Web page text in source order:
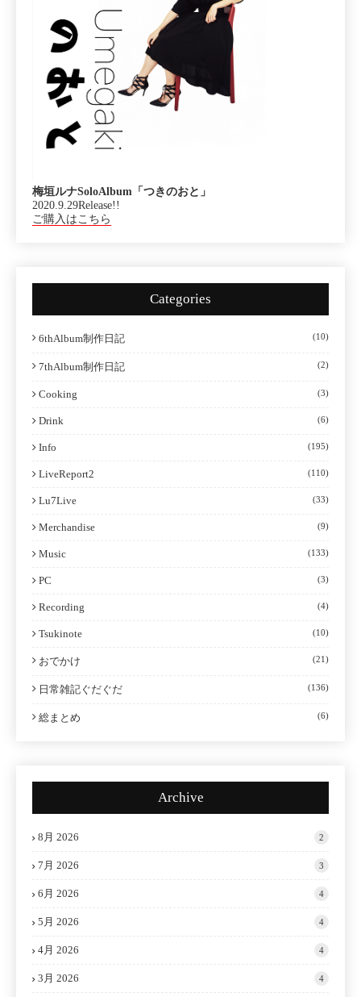
梅垣ルナSoloAlbum「つきのおと」
2020.9.29Release!!
ご購入はこちら
Categories
6thAlbum制作日記 (10)
7thAlbum制作日記 (2)
Cooking (3)
Drink (6)
Info (195)
LiveReport2 (110)
Lu7Live (33)
Merchandise (9)
Music (133)
PC (3)
Recording (4)
Tsukinote (10)
おでかけ (21)
日常雑記ぐだぐだ (136)
総まとめ (6)
Archive
8月 2026 2
7月 2026 3
6月 2026 4
5月 2026 4
4月 2026 4
3月 2026 4